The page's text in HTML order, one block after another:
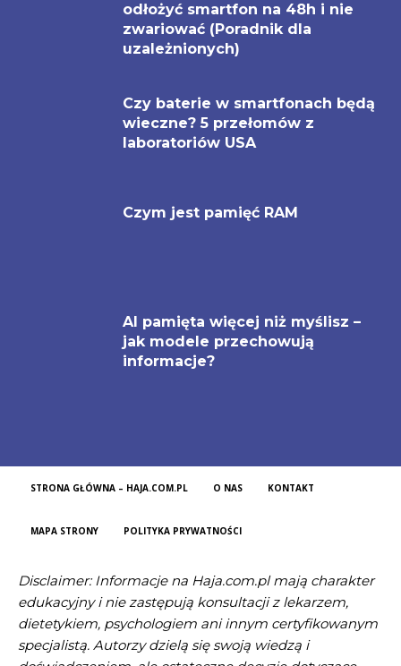
odłożyć smartfon na 48h i nie
zwariować (Poradnik dla
uzależnionych)
Czy baterie w smartfonach będą
wieczne? 5 przełomów z
laboratoriów USA
Czym jest pamięć RAM
AI pamięta więcej niż myślisz –
jak modele przechowują
informacje?
STRONA GŁÓWNA – HAJA.COM.PL O NAS KONTAKT
MAPA STRONY POLITYKA PRYWATNOŚCI
Disclaimer: Informacje na Haja.com.pl mają charakter
edukacyjny i nie zastępują konsultacji z lekarzem,
dietetykiem, psychologiem ani innym certyfikowanym
specjalistą. Autorzy dzielą się swoją wiedzą i